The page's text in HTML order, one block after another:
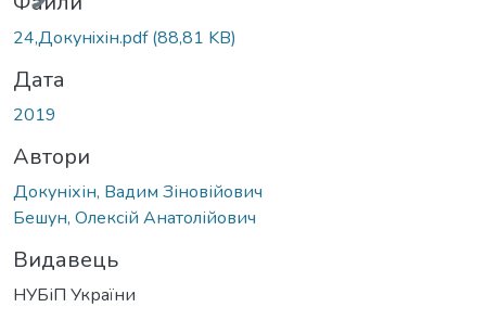
24,Докунiхiн.pdf(88,81 KB)
Дата
2019
Автори
Докуніхін, Вадим Зіновійович
Бешун, Олексій Анатолійович
Видавець
НУБіП України